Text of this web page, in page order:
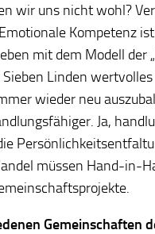
wir uns nicht wohl?
Kompetenz
mit dem Modell der
Linden
wieder neu
Ja,
müssen Hand-in-
Gemeinschaften